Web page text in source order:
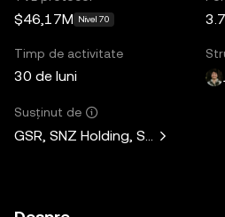
$46,17M Nivel 70
Timp de activitate
30 de luni
Susținut de
GSR, SNZ Holding, Sandeep